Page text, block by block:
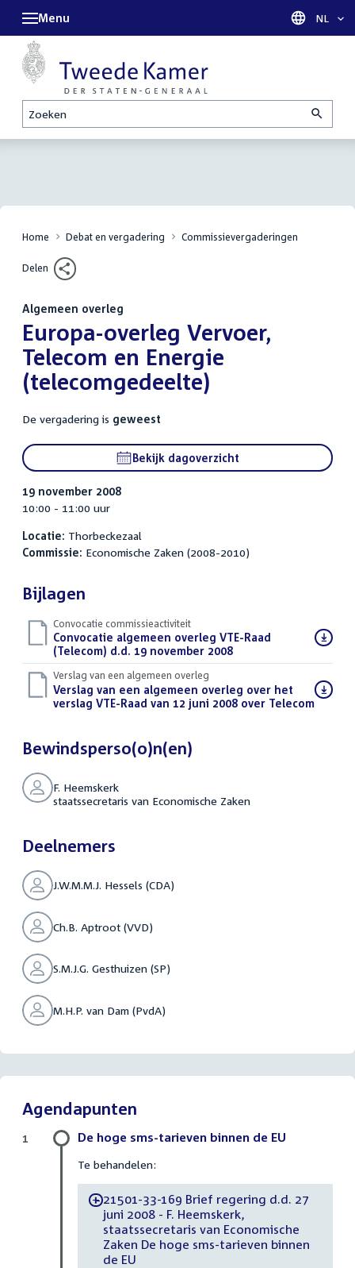
Zoeken
Menu Taal
NL
Home Debat en vergadering Commissievergaderingen
Delen
Algemeen overleg
:Europa-overleg Vervoer,
Telecom en Energie
(telecomgedeelte)
De vergadering is geweest
Bekijk dagoverzicht
19 november 2008
10:00 - 11:00 uur
Locatie: Thorbeckezaal
Commissie: Economische Zaken (2008-2010)
Bijlagen
Convocatie commissieactiviteit
Download
bestand:
Convocatie algemeen overleg VTE-Raad
(Telecom) d.d. 19 november 2008(PDF)
Verslag van een algemeen overleg
Download
bestand:
Verslag van een algemeen overleg over het
verslag VTE-Raad van 12 juni 2008 over Telecom(PDF)
Bewindsperso(o)n(en)
F. Heemskerk
staatssecretaris van Economische Zaken
Deelnemers
J.W.M.M.J. Hessels (CDA)
Ch.B. Aptroot (VVD)
S.M.J.G. Gesthuizen (SP)
M.H.P. van Dam (PvdA)
Agendapunten
De hoge sms-tarieven binnen de EU
Te behandelen:
-21501-33-169 Brief regering d.d. 27
juni 2008 - F. Heemskerk,
staatssecretaris van Economische
Zaken De hoge sms-tarieven binnen
de EU
1